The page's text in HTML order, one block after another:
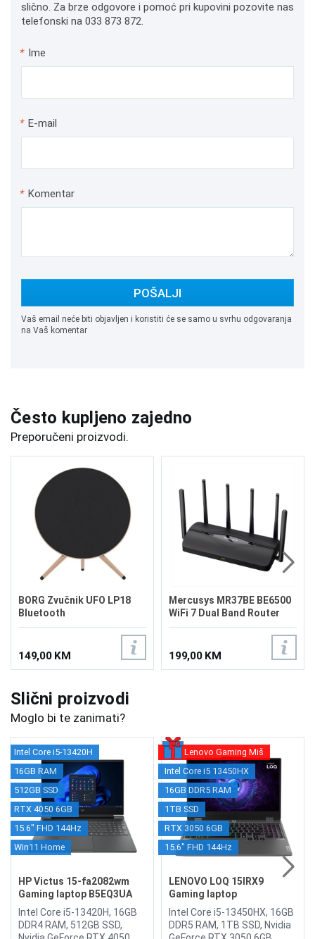
slično. Za brze odgovore i pomoć pri kupovini pozovite nas
telefonski na 033 873 872.
* Ime
* E-mail
* Komentar
POŠALJI
Vaš email neće biti objavljen i koristiti će se samo u svrhu odgovaranja
na Vaš komentar
Često kupljeno zajedno
Preporučeni proizvodi.
BORG Zvučnik UFO LP18
Bluetooth
149,00 KM
Mercusys MR37BE BE6500
WiFi 7 Dual Band Router
199,00 KM
Slični proizvodi
Moglo bi te zanimati?
Intel Core i5-13420H
16GB RAM
512GB SSD
RTX 4050 6GB
15.6" FHD 144Hz
Win11 Home
HP Victus 15-fa2082wm
Gaming laptop B5EQ3UA
Intel Core i5-13420H, 16GB
DDR4 RAM, 512GB SSD,
Lenovo Gaming Miš
Intel Core i5 13450HX
16GB DDR5 RAM
1TB SSD
RTX 3050 6GB
15.6" FHD 144Hz
LENOVO LOQ 15IRX9
Gaming laptop
83DV01DBSC
Intel Core i5-13450HX, 16GB
DDR5 RAM, 1TB SSD, Nvidia